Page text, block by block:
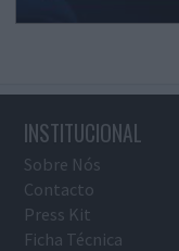
INSTITUCIONAL
Sobre Nós
Contacto
Press Kit
Ficha Técnica